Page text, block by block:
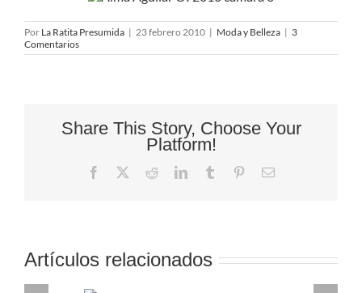
Por La Ratita Presumida | 23 febrero 2010 | Moda y Belleza | 3
Comentarios
Share This Story, Choose Your
Platform!
Facebook RedditLinkedInTumblr PinterestCorreo
Artículos relacionados